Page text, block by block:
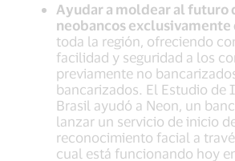
Ayudar a moldear al futuro
neobancos
toda la región, ofreciendo
facilidad y seguridad a los
previamente no
bancarizados. El Estudio de
Brasil ayudó a Neon, un
lanzar un servicio de inicio
reconocimiento facial a
cual está funcionando hoy